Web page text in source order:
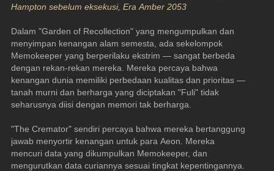
Hampton sebelum eksekusi, Era Amber 2053
Dalam "Garden of Recollection" yang mengumpulkan dan
menyimpan kenangan alam semesta, ada sekelompok
Memokeeper yang berperilaku ekstrim — sangat berbeda
dengan rekan-rekan mereka. Mereka percaya bahwa
kenangan dunia memiliki perbedaan kualitas dan prioritas —
tanah murni dan berharga yang diciptakan "Fuli" tidak
seharusnya diisi dengan memori tak berharga.
"The Cremator" sendiri percaya bahwa mereka bertanggung
jawab menyortir kenangan untuk para Aeon. Mereka
mencuri data yang dikumpulkan Memokeeper, dan
mengurutkan data curiannya sesuai tingkat kepentingannya.